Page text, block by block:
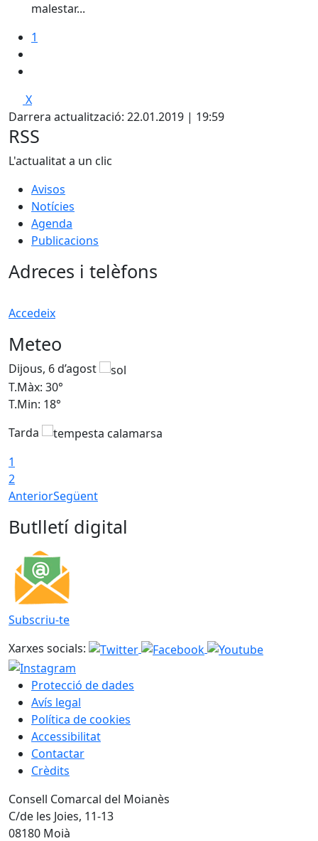
malestar...
1
X
Darrera actualització: 22.01.2019 | 19:59
RSS
L'actualitat a un clic
Avisos
Notícies
Agenda
Publicacions
Adreces i telèfons
Accedeix
Meteo
Dijous, 6 d’agost
T.Màx: 30°
T.Min: 18°
Tarda
1
2
AnteriorSegüent
Butlletí digital
Subscriu-te
Xarxes socials:
Protecció de dades
Avís legal
Política de cookies
Accessibilitat
Contactar
Crèdits
Consell Comarcal del Moianès
C/de les Joies, 11-13
08180 Moià